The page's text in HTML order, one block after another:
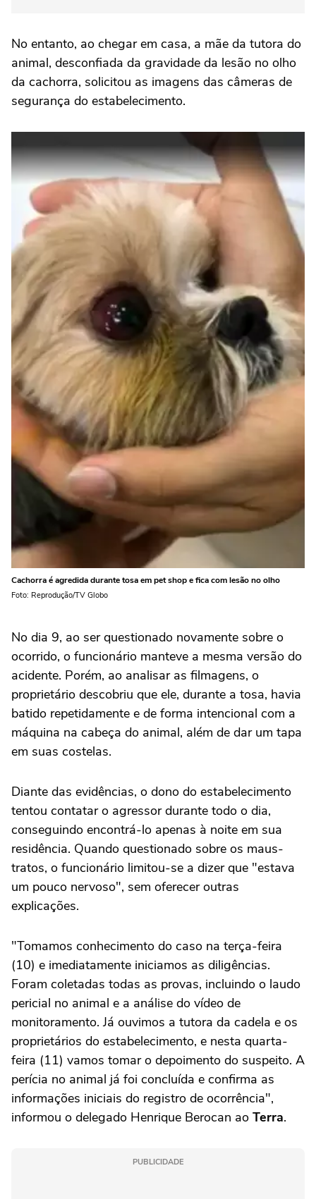
No entanto, ao chegar em casa, a mãe da tutora do
animal, desconfiada da gravidade da lesão no olho
da cachorra, solicitou as imagens das câmeras de
segurança do estabelecimento.
Cachorra é agredida durante tosa em pet shop e fica com lesão no olho
Foto: Reprodução/TV Globo
No dia 9, ao ser questionado novamente sobre o
ocorrido, o funcionário manteve a mesma versão do
acidente. Porém, ao analisar as filmagens, o
proprietário descobriu que ele, durante a tosa, havia
batido repetidamente e de forma intencional com a
máquina na cabeça do animal, além de dar um tapa
em suas costelas.
Diante das evidências, o dono do estabelecimento
tentou contatar o agressor durante todo o dia,
conseguindo encontrá-lo apenas à noite em sua
residência. Quando questionado sobre os maus-
tratos, o funcionário limitou-se a dizer que "estava
um pouco nervoso", sem oferecer outras
explicações.
"Tomamos conhecimento do caso na terça-feira
(10) e imediatamente iniciamos as diligências.
Foram coletadas todas as provas, incluindo o laudo
pericial no animal e a análise do vídeo de
monitoramento. Já ouvimos a tutora da cadela e os
proprietários do estabelecimento, e nesta quarta-
feira (11) vamos tomar o depoimento do suspeito. A
perícia no animal já foi concluída e confirma as
informações iniciais do registro de ocorrência",
informou o delegado Henrique Berocan ao Terra.
PUBLICIDADE